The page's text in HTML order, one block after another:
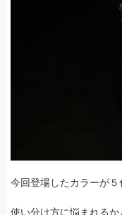
今回登場したカラーが５
使い分け方に悩まれる